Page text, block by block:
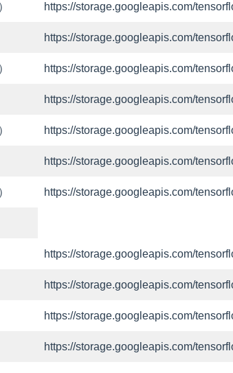
https://storage.googleapis.com/
https://storage.googleapis.com/
https://storage.googleapis.com/
https://storage.googleapis.com/
https://storage.googleapis.com/
https://storage.googleapis.com/
https://storage.googleapis.com/
https://storage.googleapis.com/
https://storage.googleapis.com/
https://storage.googleapis.com/
https://storage.googleapis.com/